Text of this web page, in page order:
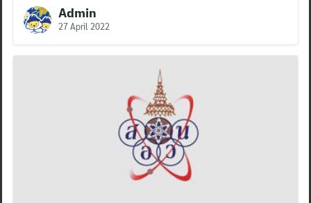
Admin
27 April 2022